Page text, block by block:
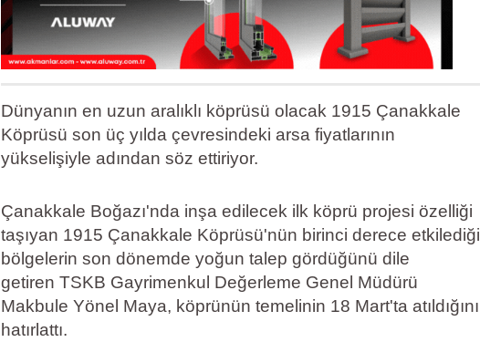
Dünyanın en uzun aralıklı köprüsü olacak 1915 Çanakkale
Köprüsü son üç yılda çevresindeki arsa fiyatlarının
yükselişiyle adından söz ettiriyor.
Çanakkale Boğazı'nda inşa edilecek ilk köprü projesi özelliği
taşıyan 1915 Çanakkale Köprüsü'nün birinci derece etkilediği
bölgelerin son dönemde yoğun talep gördüğünü dile
getiren TSKB Gayrimenkul Değerleme Genel Müdürü
Makbule Yönel Maya, köprünün temelinin 18 Mart'ta atıldığını
hatırlattı.